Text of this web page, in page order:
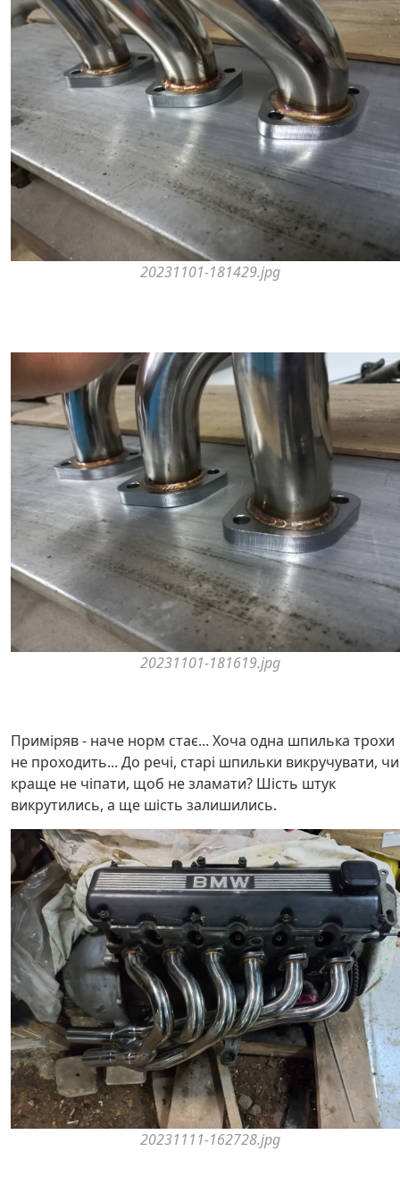
20231101-181429.jpg
20231101-181619.jpg
Приміряв - наче норм стає... Хоча одна шпилька трохи
не проходить... До речі, старі шпильки викручувати, чи
краще не чіпати, щоб не зламати? Шість штук
викрутились, а ще шість залишились.
20231111-162728.jpg